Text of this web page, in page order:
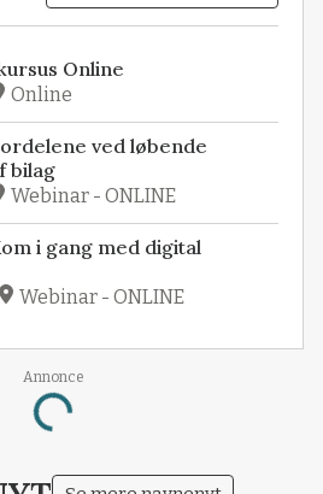
Online
Online
ved løbende
bilag
Webinar - ONLINE
i gang med digital
Webinar - ONLINE
Annonce
Loading...